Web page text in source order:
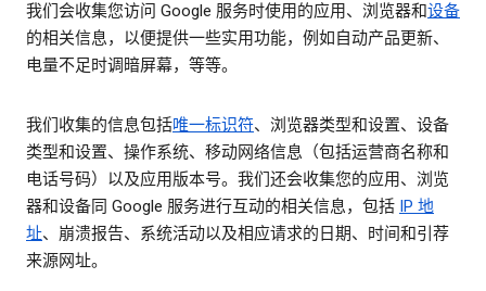
我们会收集您访问 Google 服务时使用的应用、浏览器和设备
的相关信息，以便提供一些实用功能，例如自动产品更新、
电量不足时调暗屏幕，等等。
我们收集的信息包括唯一标识符、浏览器类型和设置、设备
类型和设置、操作系统、移动网络信息（包括运营商名称和
电话号码）以及应用版本号。我们还会收集您的应用、浏览
器和设备同 Google 服务进行互动的相关信息，包括 IP 地
址、崩溃报告、系统活动以及相应请求的日期、时间和引荐
来源网址。